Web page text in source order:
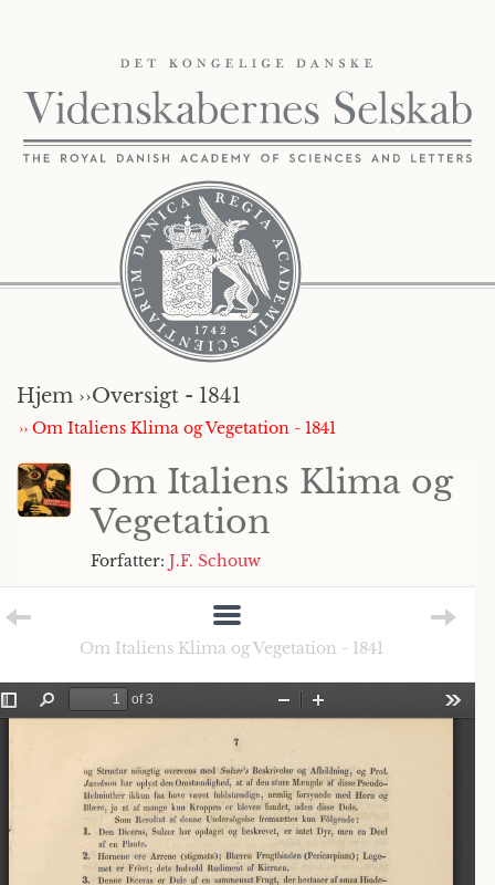
Hjem ››Oversigt - 1841
›› Om Italiens Klima og Vegetation - 1841
Om Italiens Klima og
Vegetation
Forfatter: J.F. Schouw
Om Italiens Klima og Vegetation - 1841